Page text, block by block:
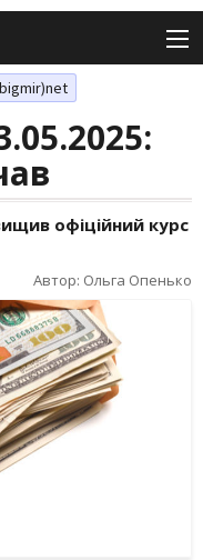
офіційний курс
Автор: Ольга Опенько